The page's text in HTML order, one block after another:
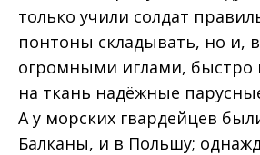
только учили солдат
понтоны складывать, но и,
огромными иглами, быстро
на ткань надёжные
А у морских гвардейцев
Балканы, и в Польшу;